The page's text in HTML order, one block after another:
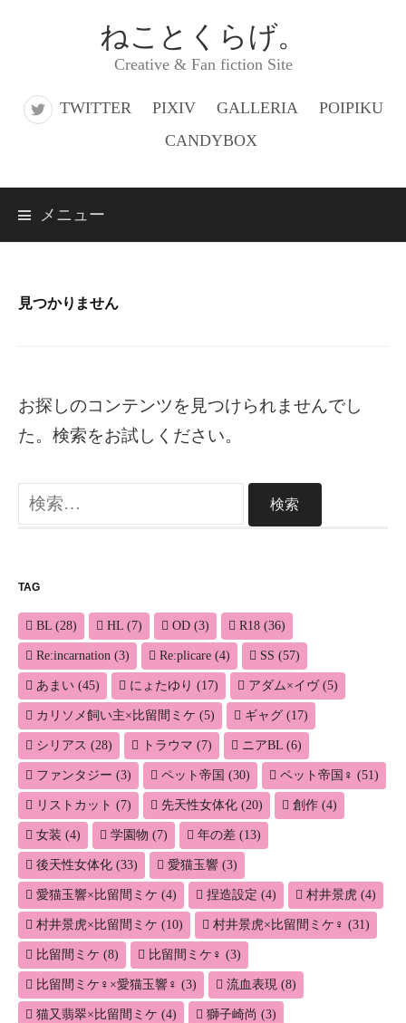
ス
ねことくらげ。
Creative & Fan fiction Site
TWITTER PIXIV GALLERIA
POIPIKU
CANDYBOX
メニュー
見つかりません
お探しのコンテンツを見つけられませんでし
た。検索をお試しください。
検
索:
TAG
BL (28) HL (7) OD (3) R18 (36)
Re:incarnation (3) Re:plicare (4) SS (57)
あまい (45) にょたゆり (17) アダム×イヴ(5)
カリソメ飼い主×比留間ミケ (5) ギャグ (17)
シリアス (28) トラウマ (7) ニアBL (6)
ファンタジー (3) ペット帝国 (30) ペット帝国♀ (51)
リストカット (7) 先天性女体化 (20) 創作 (4)
女装 (4) 学園物 (7) 年の差 (13)
後天性女体化 (33) 愛猫玉響 (3)
愛猫玉響×比留間ミケ (4) 捏造設定 (4) 村井景虎 (4)
村井景虎×比留間ミケ (10) 村井景虎×比留間ミケ♀ (31)
比留間ミケ (8) 比留間ミケ♀ (3)
比留間ミケ♀×愛猫玉響♀ (3) 流血表現 (8)
猫又翡翠×比留間ミケ (4) 獅子崎尚 (3)